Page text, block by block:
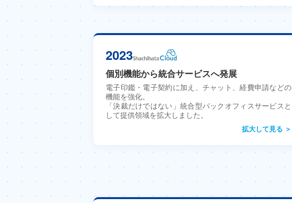
2023
個別機能から統合サービスへ発展
電子印鑑・電子契約に加え、チャット、経費申請などの
機能を強化。
「決裁だけではない」統合型バックオフィスサービスと
して提供領域を拡大しました。
拡大して見る ＞